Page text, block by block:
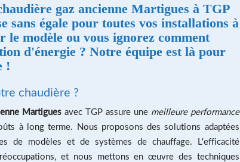
gaz ancienne Martigues à TGP
sans égale pour toutes vos installations à
le modèle ou vous ignorez comment
d'énergie ? Notre équipe est là pour
!
chaudière ?
Martiguesavec TGP assure une meilleure performance
à long terme. Nous proposons des solutions adaptées
de modèles et de systèmes de chauffage. L'efficacité
et nous mettons en œuvre des techniques